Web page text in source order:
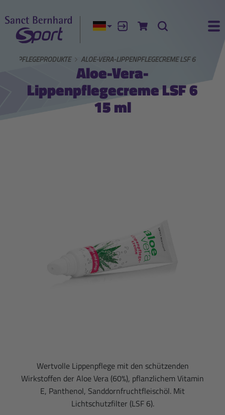
Aktuelle Sprache:
AnmeldenZum Warenkorb
Suche
ALOE-VERA-LIPPENPFLEGECREME LSF 6
Aloe-Vera-
Lippenpflegecreme LSF 6
15 ml
Wertvolle Lippenpflege mit den schützenden
Wirkstoffen der Aloe Vera (60%), pflanzlichem Vitamin
E, Panthenol, Sanddornfruchtfleischöl. Mit
Lichtschutzfilter (LSF 6).